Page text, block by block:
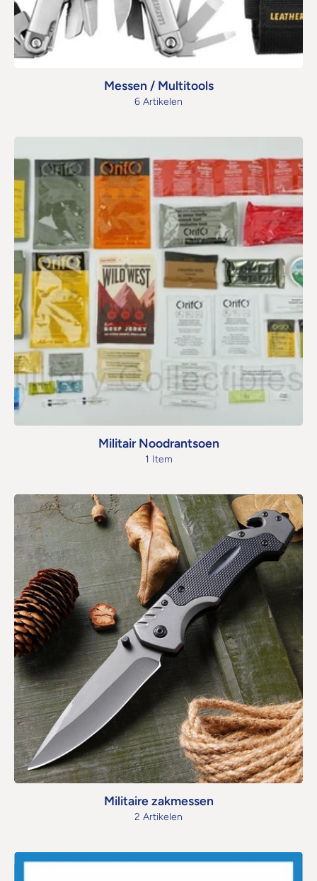
Messen / Multitools
6 Artikelen
Militair Noodrantsoen
1 Item
Militaire zakmessen
2 Artikelen